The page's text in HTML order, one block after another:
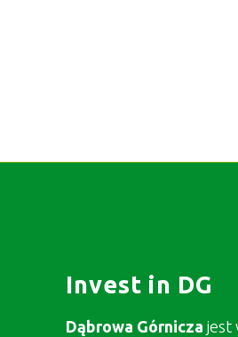
Invest in DG
Dąbrowa Górnicza jest